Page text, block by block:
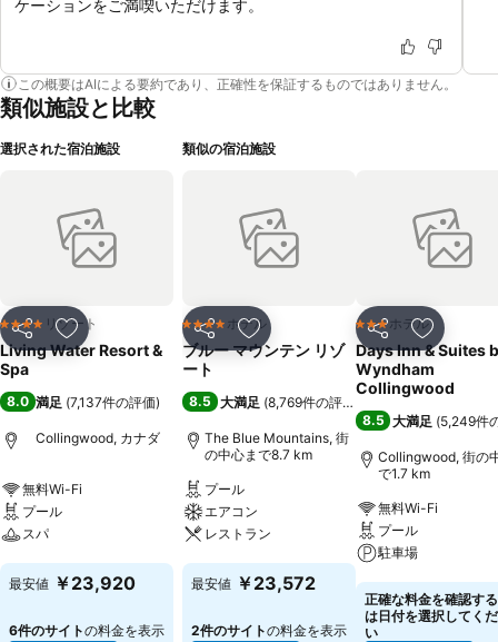
ケーションをご満喫いただけます。
この概要はAIによる要約であり、正確性を保証するものではありません。
類似施設と比較
選択された宿泊施設
シェア お気に入りに追加
4 ホテルのランク
リゾート
Living Water Resort &
Spa
8.0 満足 (7,137件の評価)
Collingwood, カナダ
無料Wi-Fi
プール
スパ
料金を表示
最安値 ￥23,920
6件のサイトの料金を表示
類似の宿泊施設
シェア お気に入りに追加
4 ホテルのランク
ホテル
ブルー マウンテン リゾ
ート
8.5 大満足 (8,769件の評価
The Blue Mountains, 街
の中心まで8.7 km
プール
エアコン
レストラン
料金を表示
最安値 ￥23,572
2件のサイトの料金を表示
シェア お気に入
3 ホテルのランク
ホテル
Days Inn & Suites
Wyndham
Collingwood
8.5 大満足 (5,249件
Collingwood, 街の
で1.7 km
無料Wi-Fi
プール
駐車場
料金を表示
正確な料金を確認す
は日付を選択してく
い